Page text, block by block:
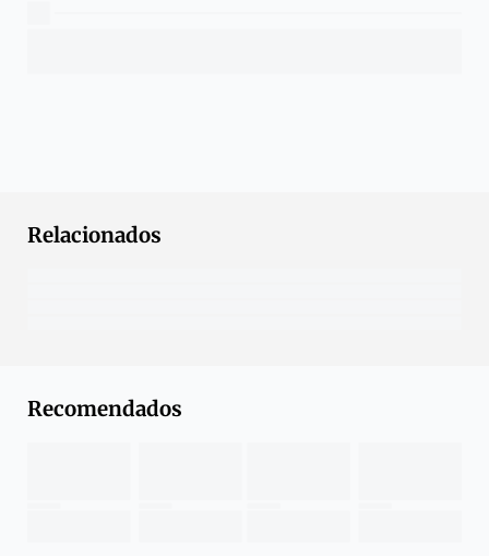
Relacionados
Recomendados